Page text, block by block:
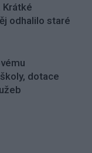
Krátké
odhalilo staré
dotace